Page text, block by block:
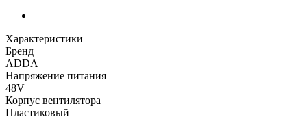
Характеристики
Бренд
ADDA
Напряжение питания
48V
Корпус вентилятора
Пластиковый